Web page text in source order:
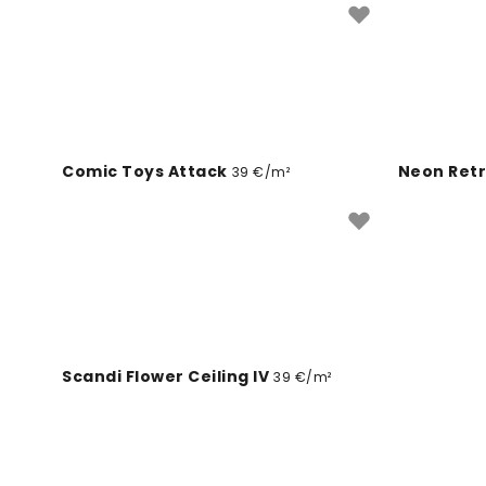
Comic Toys Attack 39 €/m² Neon
Scandi Flower Ceiling IV 39 €/m²
Purple
Manhattan Beach Sunset 39 €/m²